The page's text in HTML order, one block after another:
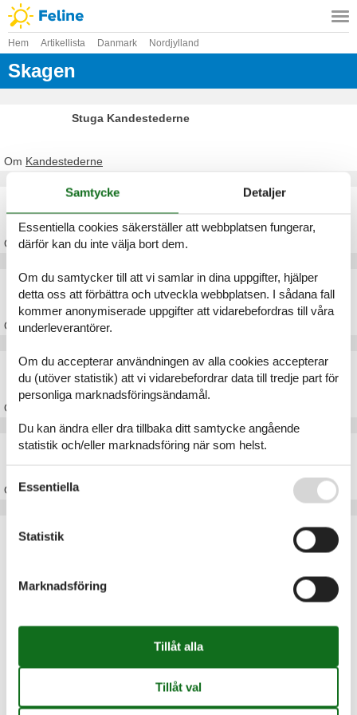
Hem Artikellista Danmark Nordjylland
Skagen
Stuga Kandestederne
Om Kandestederne
Stuga Skiveren
OmSkiveren
Stuga Ålbæk
OmÅlbæk
Stuga Lodskovvad
Om
Stuga Skagen
OmSkagen
Artikeltyper
Danmark
Skiveren
Samtycke Detaljer
Essentiella cookies säkerställer att webbplatsen fungerar,
därför kan du inte välja bort dem.
Om du samtycker till att vi samlar in dina uppgifter, hjälper
detta oss att förbättra och utveckla webbplatsen. I sådana fall
kommer anonymiserade uppgifter att vidarebefordras till våra
underleverantörer.
Om du accepterar användningen av alla cookies accepterar
du (utöver statistik) att vi vidarebefordrar data till tredje part för
personliga marknadsföringsändamål.
Du kan ändra eller dra tillbaka ditt samtycke angående
statistik och/eller marknadsföring när som helst.
Essentiella
Statistik
Marknadsföring